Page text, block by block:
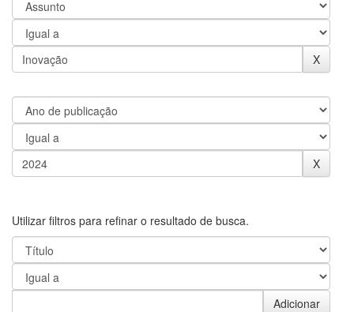
Utilizar filtros para refinar o resultado de busca.